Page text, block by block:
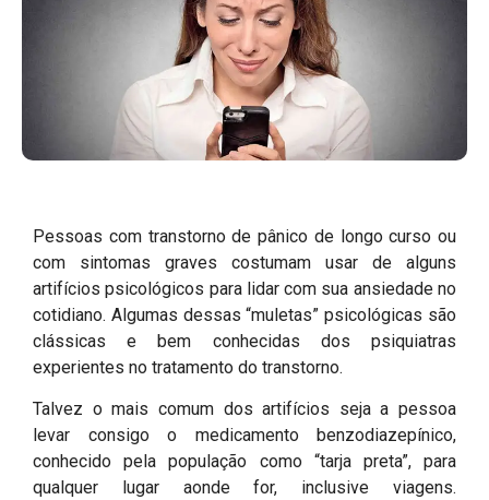
Pessoas com transtorno de pânico de longo curso ou
com sintomas graves costumam usar de alguns
artifícios psicológicos para lidar com sua ansiedade no
cotidiano. Algumas dessas “muletas” psicológicas são
clássicas e bem conhecidas dos psiquiatras
experientes no tratamento do transtorno.
Talvez o mais comum dos artifícios seja a pessoa
levar consigo o medicamento benzodiazepínico,
conhecido pela população como “tarja preta”, para
qualquer lugar aonde for, inclusive viagens.